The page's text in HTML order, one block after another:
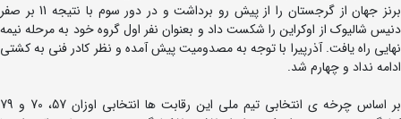
برنز جهان از گرجستان را از پیش رو برداشت و در دور سوم با نتیجه 11 بر صفر
دنیس شالیوک از اوکراین را شکست داد و بعنوان نفر اول گروه خود به مرحله نیمه
نهایی راه یافت. آذرپیرا با توجه به مصدومیت پیش آمده و نظر کادر فنی به کشتی
ادامه نداد و چهارم شد.
بر اساس چرخه ی انتخابی تیم ملی این رقابت ها انتخابی اوزان 57، 70 و 79